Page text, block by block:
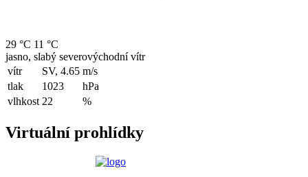
29 °C 11 °C
jasno, slabý severovýchodní vítr
vítr
SV, 4.65 m/s
tlak
1023
hPa
vlhkost 22 %
Virtuální prohlídky